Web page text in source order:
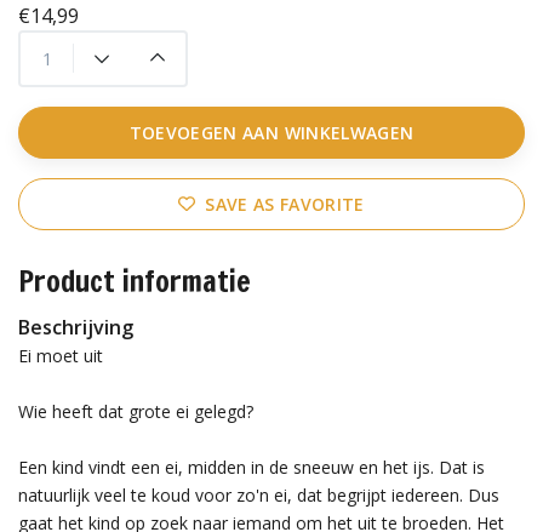
€14,99
TOEVOEGEN AAN WINKELWAGEN
SAVE AS FAVORITE
Product informatie
Beschrijving
Ei moet uit
Wie heeft dat grote ei gelegd?
Een kind vindt een ei, midden in de sneeuw en het ijs. Dat is
natuurlijk veel te koud voor zo'n ei, dat begrijpt iedereen. Dus
gaat het kind op zoek naar iemand om het uit te broeden. Het